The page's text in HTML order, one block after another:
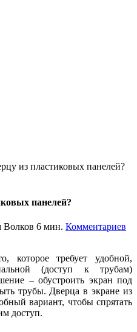
из пластиковых панелей?
панелей?
6 мин. Комментариев
которое требует удобной,
(доступ к трубам)
– обустроить экран под
трубы. Дверца в экране из
вариант, чтобы спрятать
доступ.